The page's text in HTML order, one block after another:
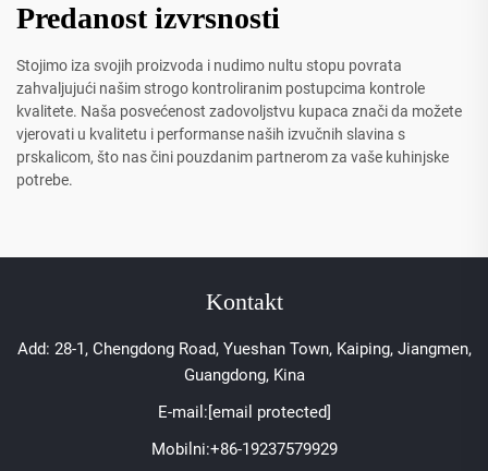
Predanost izvrsnosti
Stojimo iza svojih proizvoda i nudimo nultu stopu povrata
zahvaljujući našim strogo kontroliranim postupcima kontrole
kvalitete. Naša posvećenost zadovoljstvu kupaca znači da možete
vjerovati u kvalitetu i performanse naših izvučnih slavina s
prskalicom, što nas čini pouzdanim partnerom za vaše kuhinjske
potrebe.
Kontakt
Add: 28-1, Chengdong Road, Yueshan Town, Kaiping, Jiangmen,
Guangdong, Kina
E-mail: [email protected]
Mobilni:+86-19237579929